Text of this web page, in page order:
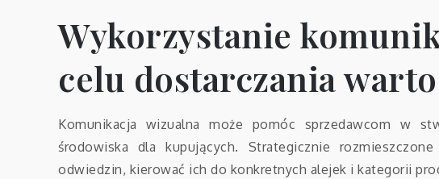
Wykorzystanie
celu dostarczania
Komunikacja wizualna może pomóc sprzedawcom w
środowiska dla kupujących. Strategicznie
odwiedzin, kierować ich do konkretnych alejek i kategorii